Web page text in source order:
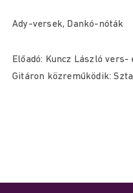
Ady-versek, Dankó-nóták
Előadó: Kuncz László vers-
Gitáron közreműködik: